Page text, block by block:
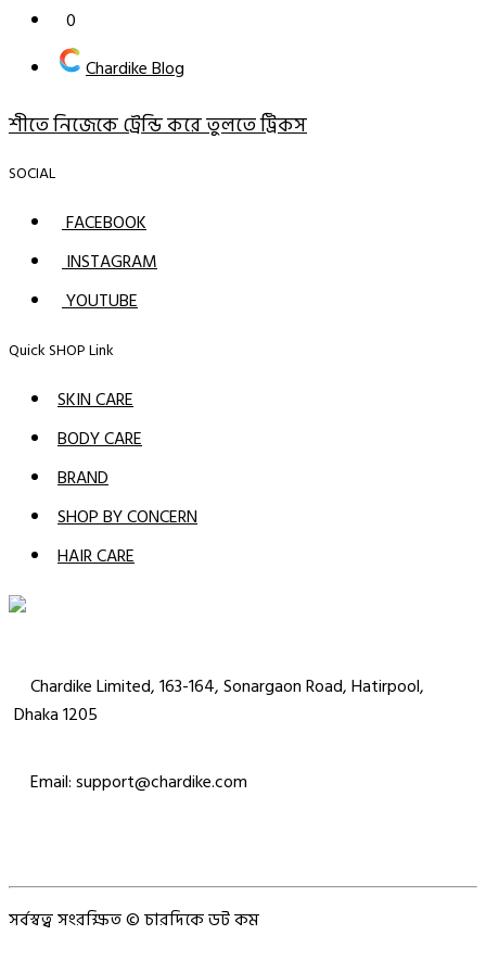
0
Chardike Blog
শীতে নিজেকে ট্রেন্ডি করে তুলতে ট্রিকস
SOCIAL
FACEBOOK
INSTAGRAM
YOUTUBE
Quick SHOP Link
SKIN CARE
BODY CARE
BRAND
SHOP BY CONCERN
HAIR CARE
Chardike Limited, 163-164, Sonargaon Road, Hatirpool,
Dhaka 1205
Email: support@chardike.com
সর্বস্বত্ব সংরক্ষিত © চারদিকে ডট কম